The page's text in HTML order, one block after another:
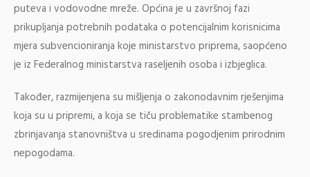
puteva i vodovodne mreže. Općina je u završnoj fazi
prikupljanja potrebnih podataka o potencijalnim korisnicima
mjera subvencioniranja koje ministarstvo priprema, saopćeno
je iz Federalnog ministarstva raseljenih osoba i izbjeglica.
Također, razmijenjena su mišljenja o zakonodavnim rješenjima
koja su u pripremi, a koja se tiču problematike stambenog
zbrinjavanja stanovništva u sredinama pogodjenim prirodnim
nepogodama.